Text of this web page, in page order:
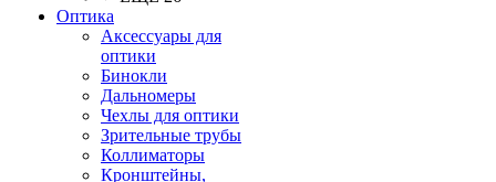
Оптика
Аксессуары для
оптики
Бинокли
Дальномеры
Чехлы для оптики
Зрительные трубы
Коллиматоры
Кронштейны,